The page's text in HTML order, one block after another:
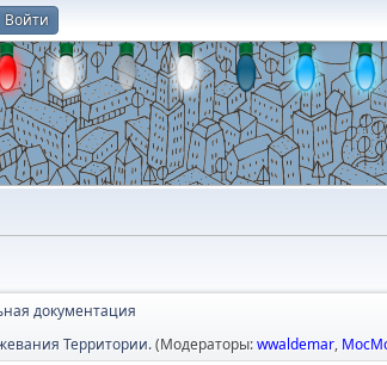
Войти
документация
Территории.(Модераторы:wwaldemar,